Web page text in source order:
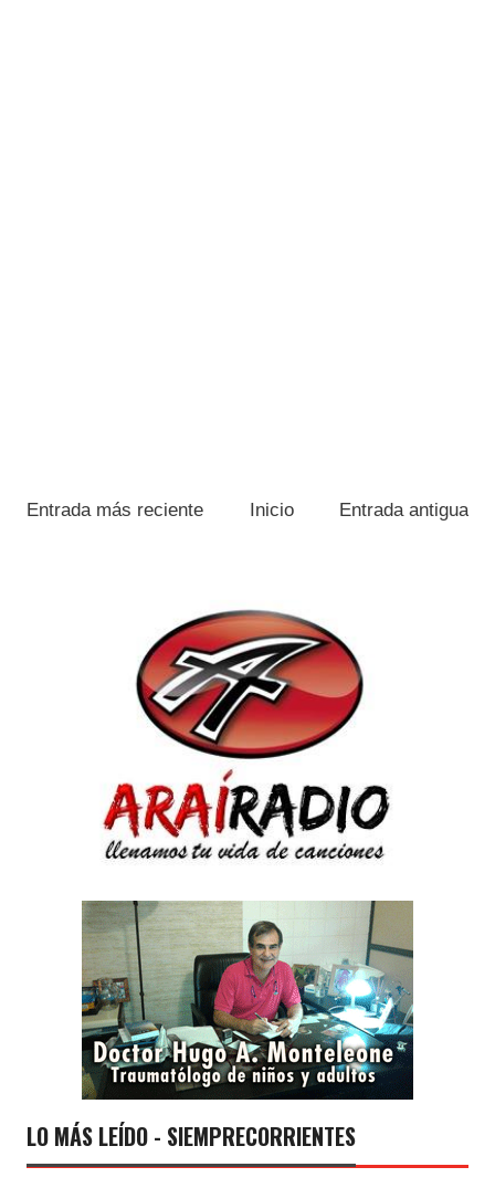
Entrada más reciente Entrada antigua
Inicio
LO MÁS LEÍDO - SIEMPRECORRIENTES